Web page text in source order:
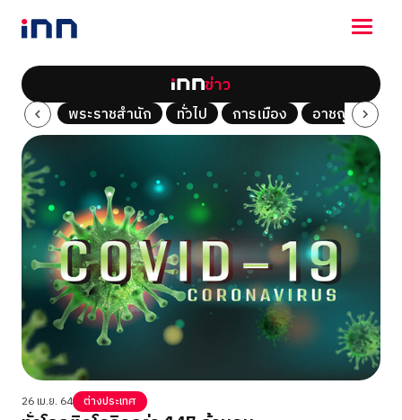
NEWS
ENTERTAINMENT
LIFESTYLE
HOROSCOPE
LOTTERY
VIDEO
ร่วมด้วยช่วยกัน
ข่าว
Tech พระราชสำนัก ทั่วไป การเมือง อาชญากรรม
26 เม.ย. 64 ต่างประเทศ